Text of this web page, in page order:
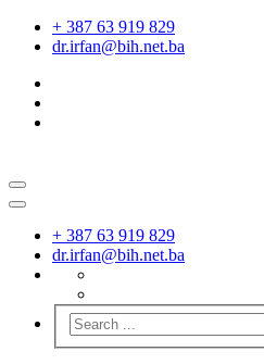
+ 387 63 919 829
dr.irfan@bih.net.ba
+ 387 63 919 829
dr.irfan@bih.net.ba